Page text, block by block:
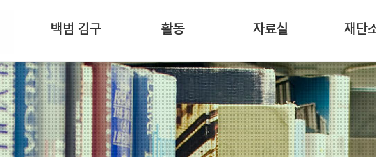
백범 김구 활동 자료실 재단